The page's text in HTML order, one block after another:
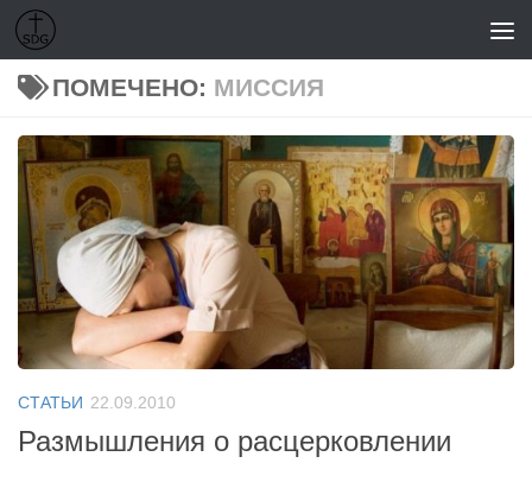
Перейти к содержимому
ПОМЕЧЕНО: МИССИЯ
СТАТЬИ 22.09.2010
Размышления о расцерковлении